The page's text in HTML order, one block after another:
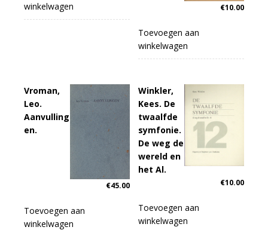
winkelwagen
€10.00
Toevoegen aan
winkelwagen
Vroman,
Leo.
Aanvulling
en.
€45.00
Toevoegen aan
winkelwagen
Winkler,
Kees. De
twaalfde
symfonie.
De weg de
wereld en
het Al.
€10.00
Toevoegen aan
winkelwagen